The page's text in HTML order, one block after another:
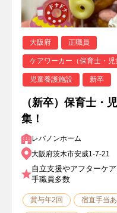
大阪府 正職員
ケアワーカー（保育士・児
児童養護施設 新卒
（新卒）保育士・
集！
レバノンホーム
大阪府茨木市安威1-7-21
自立支援やアフターケ
手職員多数
賞与年2回 宿直手当あ